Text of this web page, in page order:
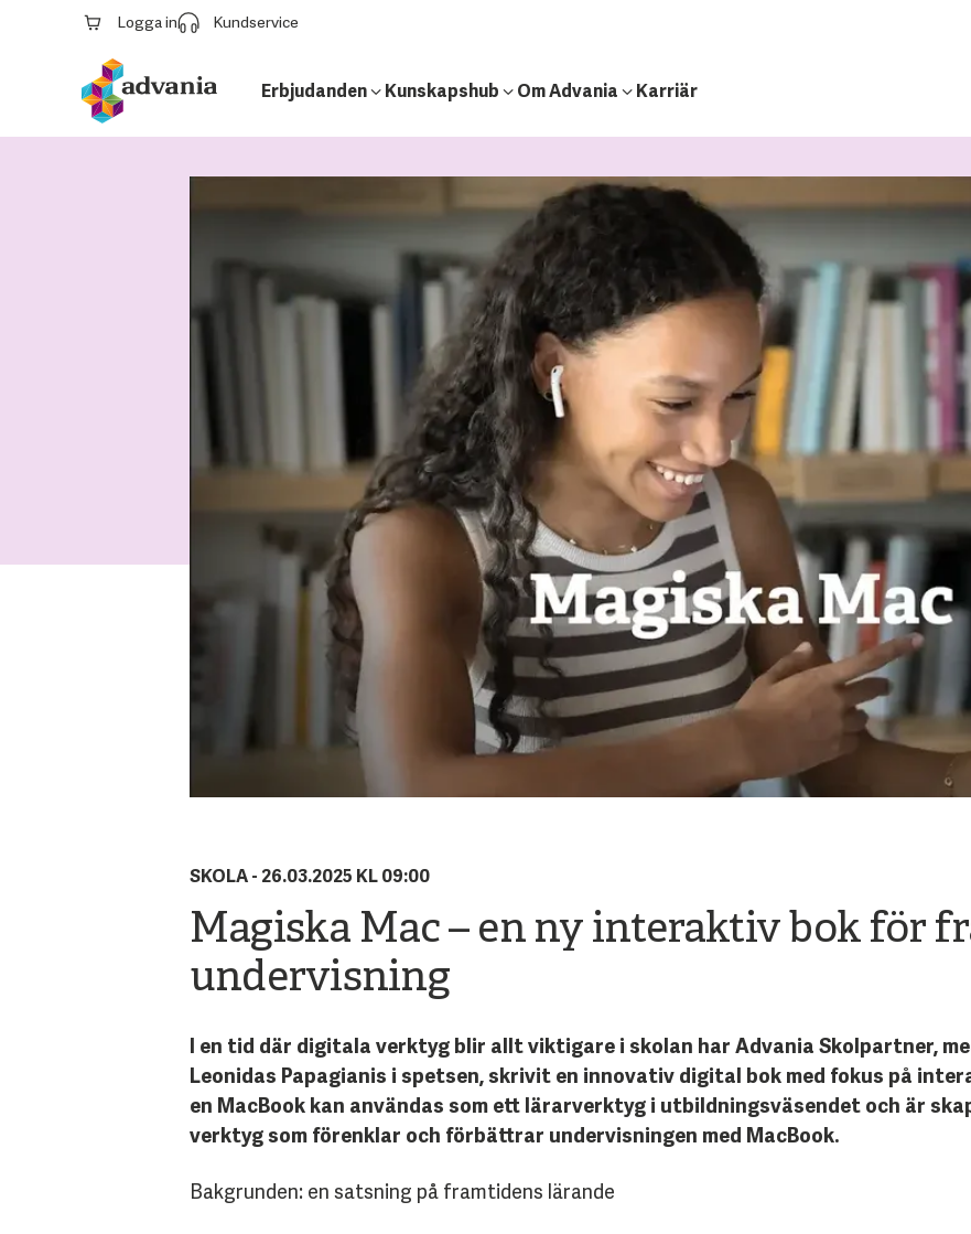
Logga in Kundservice
Erbjudanden Kunskapshub Om Advania Karriär
SKOLA - 26.03.2025 KL 09:00
Magiska Mac – en ny interaktiv bok för
undervisning
I en tid där digitala verktyg blir allt viktigare i skolan har Advania Skolpartner,
Leonidas Papagianis i spetsen, skrivit en innovativ digital bok med fokus på
en MacBook kan användas som ett lärarverktyg i utbildningsväsendet och är
verktyg som förenklar och förbättrar undervisningen med MacBook.
Bakgrunden: en satsning på framtidens lärande